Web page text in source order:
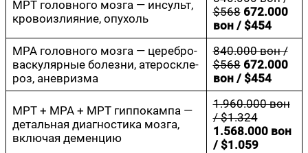
МРТ голов­но­го моз­га — инсульт,
кро­во­из­ли­я­ние, опухоль
$568 672.000
вон / $454
МРА голов­но­го моз­га — цере­б­ро­
вас­ку­ляр­ные болез­ни, ате­ро­скле­
роз, аневризма
840.000 вон /
$568 672.000
вон / $454
МРТ + МРА + МРТ гип­по­кам­па —
деталь­ная диа­гно­сти­ка моз­га,
вклю­чая деменцию
1.960.000 вон
/ $1.324
1.568.000 вон
/ $1.059